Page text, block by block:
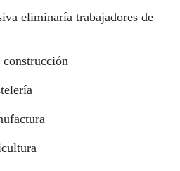
eliminaría trabajadores de